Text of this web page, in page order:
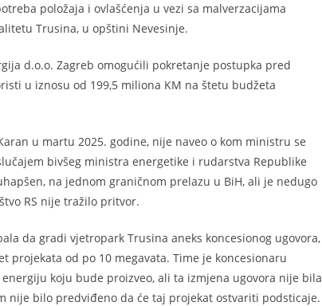
položaja i ovlašćenja u vezi sa malverzacijama
Trusina, u opštini Nevesinje.
d.o.o. Zagreb omogućili pokretanje postupka pred
u iznosu od 199,5 miliona KM na štetu budžeta
u martu 2025. godine, nije naveo o kom ministru se
bivšeg ministra energetike i rudarstva Republike
na jednom graničnom prelazu u BiH, ali je nedugo
RS nije tražilo pritvor.
da gradi vjetropark Trusina aneks koncesionog ugovora,
projekata od po 10 megavata. Time je koncesionaru
koju bude proizveo, ali ta izmjena ugovora nije bila
nije bilo predviđeno da će taj projekat ostvariti podsticaje.